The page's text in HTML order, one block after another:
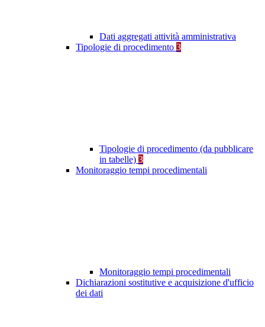
Dati aggregati attività amministrativa
Tipologie di procedimento 3
Tipologie di procedimento (da pubblicare
in tabelle) 3
Monitoraggio tempi procedimentali
Monitoraggio tempi procedimentali
Dichiarazioni sostitutive e acquisizione d'ufficio
dei dati